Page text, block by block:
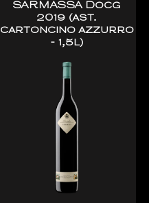
SARMASSA Docg
2019 (ast.
cartoncino azzurro
- 1,5l)